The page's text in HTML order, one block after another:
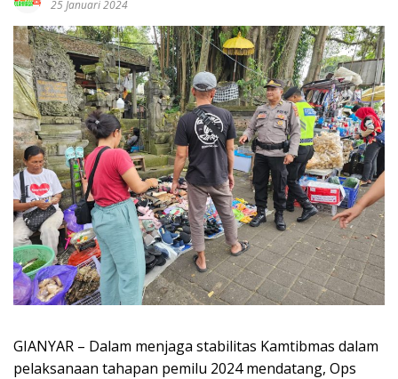
25 Januari 2024
GIANYAR – Dalam menjaga stabilitas Kamtibmas dalam
pelaksanaan tahapan pemilu 2024 mendatang, Ops